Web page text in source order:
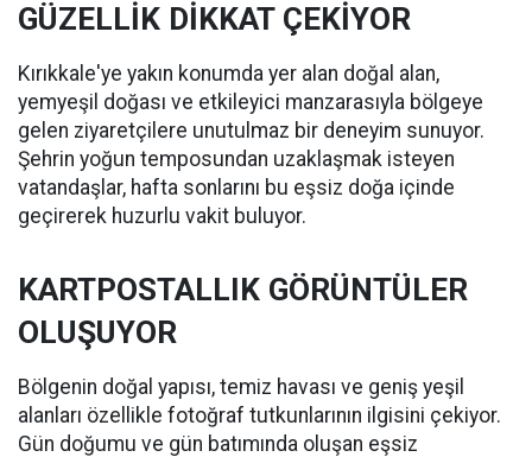
GÜZELLİK DİKKAT ÇEKİYOR
Kırıkkale'ye yakın konumda yer alan doğal alan,
yemyeşil doğası ve etkileyici manzarasıyla bölgeye
gelen ziyaretçilere unutulmaz bir deneyim sunuyor.
Şehrin yoğun temposundan uzaklaşmak isteyen
vatandaşlar, hafta sonlarını bu eşsiz doğa içinde
geçirerek huzurlu vakit buluyor.
KARTPOSTALLIK GÖRÜNTÜLER
OLUŞUYOR
Bölgenin doğal yapısı, temiz havası ve geniş yeşil
alanları özellikle fotoğraf tutkunlarının ilgisini çekiyor.
Gün doğumu ve gün batımında oluşan eşsiz